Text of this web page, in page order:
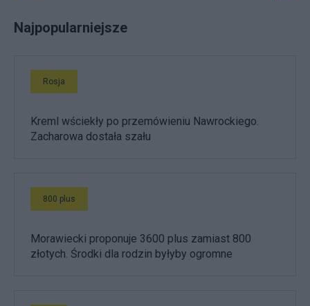
Najpopularniejsze
Rosja
Kreml wściekły po przemówieniu Nawrockiego.
Zacharowa dostała szału
800 plus
Morawiecki proponuje 3600 plus zamiast 800
złotych. Środki dla rodzin byłyby ogromne